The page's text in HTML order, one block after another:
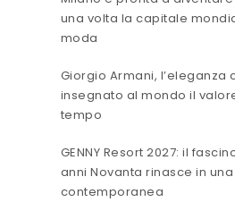
una volta la capitale
moda
Giorgio Armani, l’eleganza
insegnato al mondo il
tempo
GENNY Resort 2027: il
anni Novanta rinasce in
contemporanea